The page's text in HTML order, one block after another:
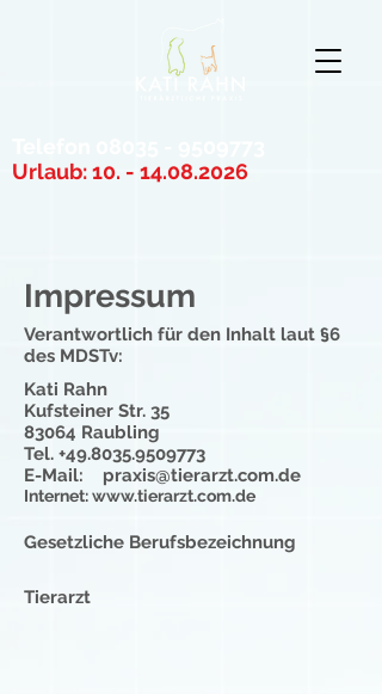
Urlaub:10. - 14.08.2026
Impressum
Verantwortlich für den Inhalt laut §6
des MDSTv:
Kati Rahn
Kufsteiner Str. 35
83064 Raubling
Tel. +49.8035.9509773
E-Mail: praxis@tierarzt.com.de
Internet:www.tierarzt.com.de
Gesetzliche Berufsbezeichnung
Tierarzt